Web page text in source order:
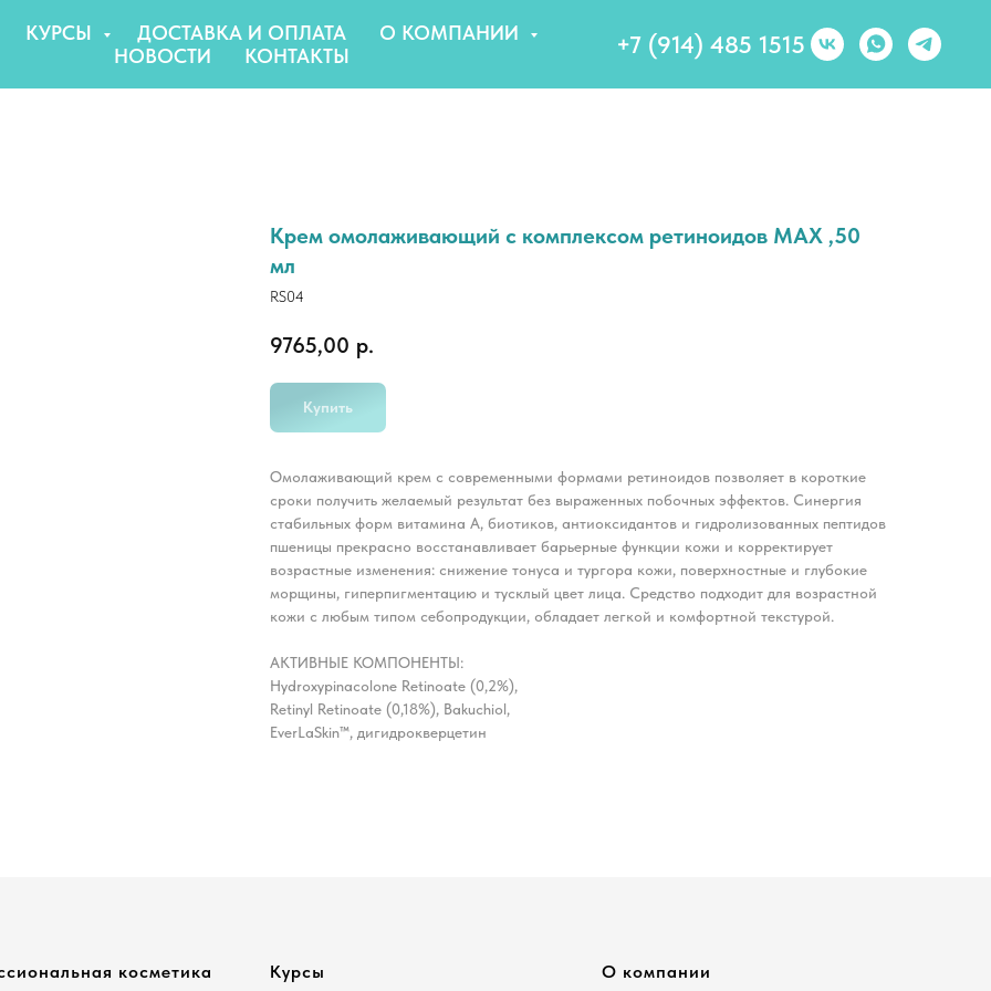
КУРСЫ ДОСТАВКА И ОПЛАТА
О КОМПАНИИ
НОВОСТИ
КОНТАКТЫ +7 (914) 485 1515
Крем омолаживающий с комплексом ретиноидов MAX ,50
мл
RS04
9765,00 р.
Купить
Омолаживающий крем с современными формами ретиноидов позволяет в короткие
сроки получить желаемый результат без выраженных побочных эффектов. Синергия
стабильных форм витамина А, биотиков, антиоксидантов и гидролизованных пептидов
пшеницы прекрасно восстанавливает барьерные функции кожи и корректирует
возрастные изменения: снижение тонуса и тургора кожи, поверхностные и глубокие
морщины, гиперпигментацию и тусклый цвет лица. Средство подходит для возрастной
кожи с любым типом себопродукции, обладает легкой и комфортной текстурой.
АКТИВНЫЕ КОМПОНЕНТЫ:
Hydroxypinacolone Retinoate (0,2%),
Retinyl Retinoate (0,18%), Bakuchiol,
EverLaSkin™, дигидрокверцетин
косметика Курсы О компании